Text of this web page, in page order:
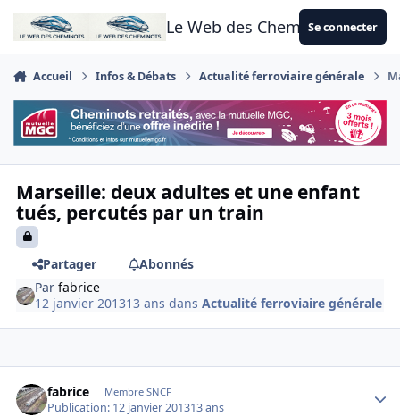
Aller au contenu
Le Web des CheminotsSe connecter
Accueil Infos & Débats Actualité ferroviaire générale
Marseille: deux adultes et une enfant
tués, percutés par un train
Partager
Abonnés
Parfabrice
12 janvier 201313 ans dansActualité ferroviaire générale
fabrice Membre SNCF
Publication: 12 janvier 201313 ans